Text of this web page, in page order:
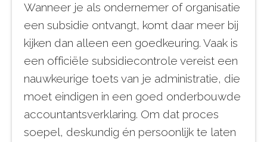
Wanneer je als ondernemer of organisatie
een subsidie ontvangt, komt daar meer bij
kijken dan alleen een goedkeuring. Vaak is
een officiële subsidiecontrole vereist een
nauwkeurige toets van je administratie, die
moet eindigen in een goed onderbouwde
accountantsverklaring. Om dat proces
soepel, deskundig én persoonlijk te laten